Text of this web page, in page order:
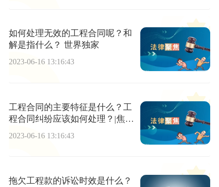
如何处理无效的工程合同呢？和
解是指什么？ 世界独家
2023-06-16 13:16:43
工程合同的主要特征是什么？工
程合同纠纷应该如何处理？|焦点
2023-06-16 13:16:43
拖欠工程款的诉讼时效是什么？